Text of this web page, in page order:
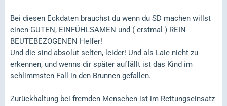
Bei diesen Eckdaten brauchst du wenn du SD machen willst
einen GUTEN, EINFÜHLSAMEN und ( erstmal ) REIN
BEUTEBEZOGENEN Helfer!
Und die sind absolut selten, leider! Und als Laie nicht zu
erkennen, und wenns dir später auffällt ist das Kind im
schlimmsten Fall in den Brunnen gefallen.
Zurückhaltung bei fremden Menschen ist im Rettungseinsatz